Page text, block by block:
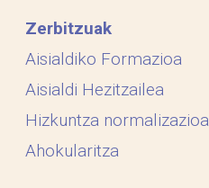
Zerbitzuak
Aisialdiko Formazioa
Aisialdi Hezitzailea
Hizkuntza normalizazioa
Ahokularitza